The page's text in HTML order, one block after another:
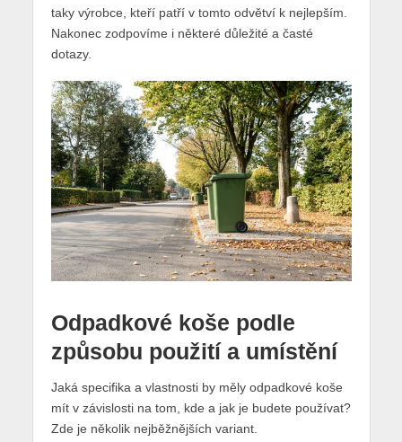
taky výrobce, kteří patří v tomto odvětví k nejlepším.
Nakonec zodpovíme i některé důležité a časté
dotazy.
Odpadkové koše podle
způsobu použití a umístění
Jaká specifika a vlastnosti by měly odpadkové koše
mít v závislosti na tom, kde a jak je budete používat?
Zde je několik nejběžnějších variant.